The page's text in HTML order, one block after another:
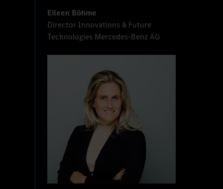
Eileen Böhme
Director Innovations & Future
Technologies Mercedes-Benz AG